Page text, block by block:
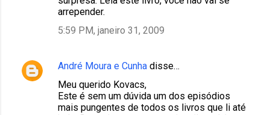
arrepender.
5:59 PM, janeiro 31, 2009
André Moura e Cunha disse…
Meu querido Kovacs,
Este é sem um dúvida um dos episódios
mais pungentes de todos os livros que li até